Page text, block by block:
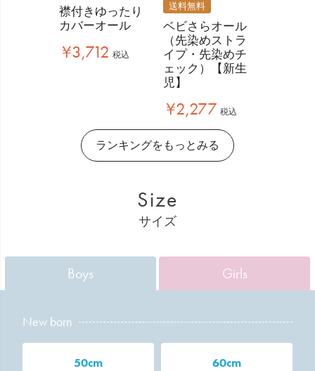
襟付きゆったり
カバーオール
¥3,712 税込
ベビさらオール
（先染めストラ
イプ・先染めチ
ェック）【新生
児】
送料無料
¥2,277 税込
ランキングをもっとみる
Size
サイズ
Boys Girls
New born
50cm 60cm